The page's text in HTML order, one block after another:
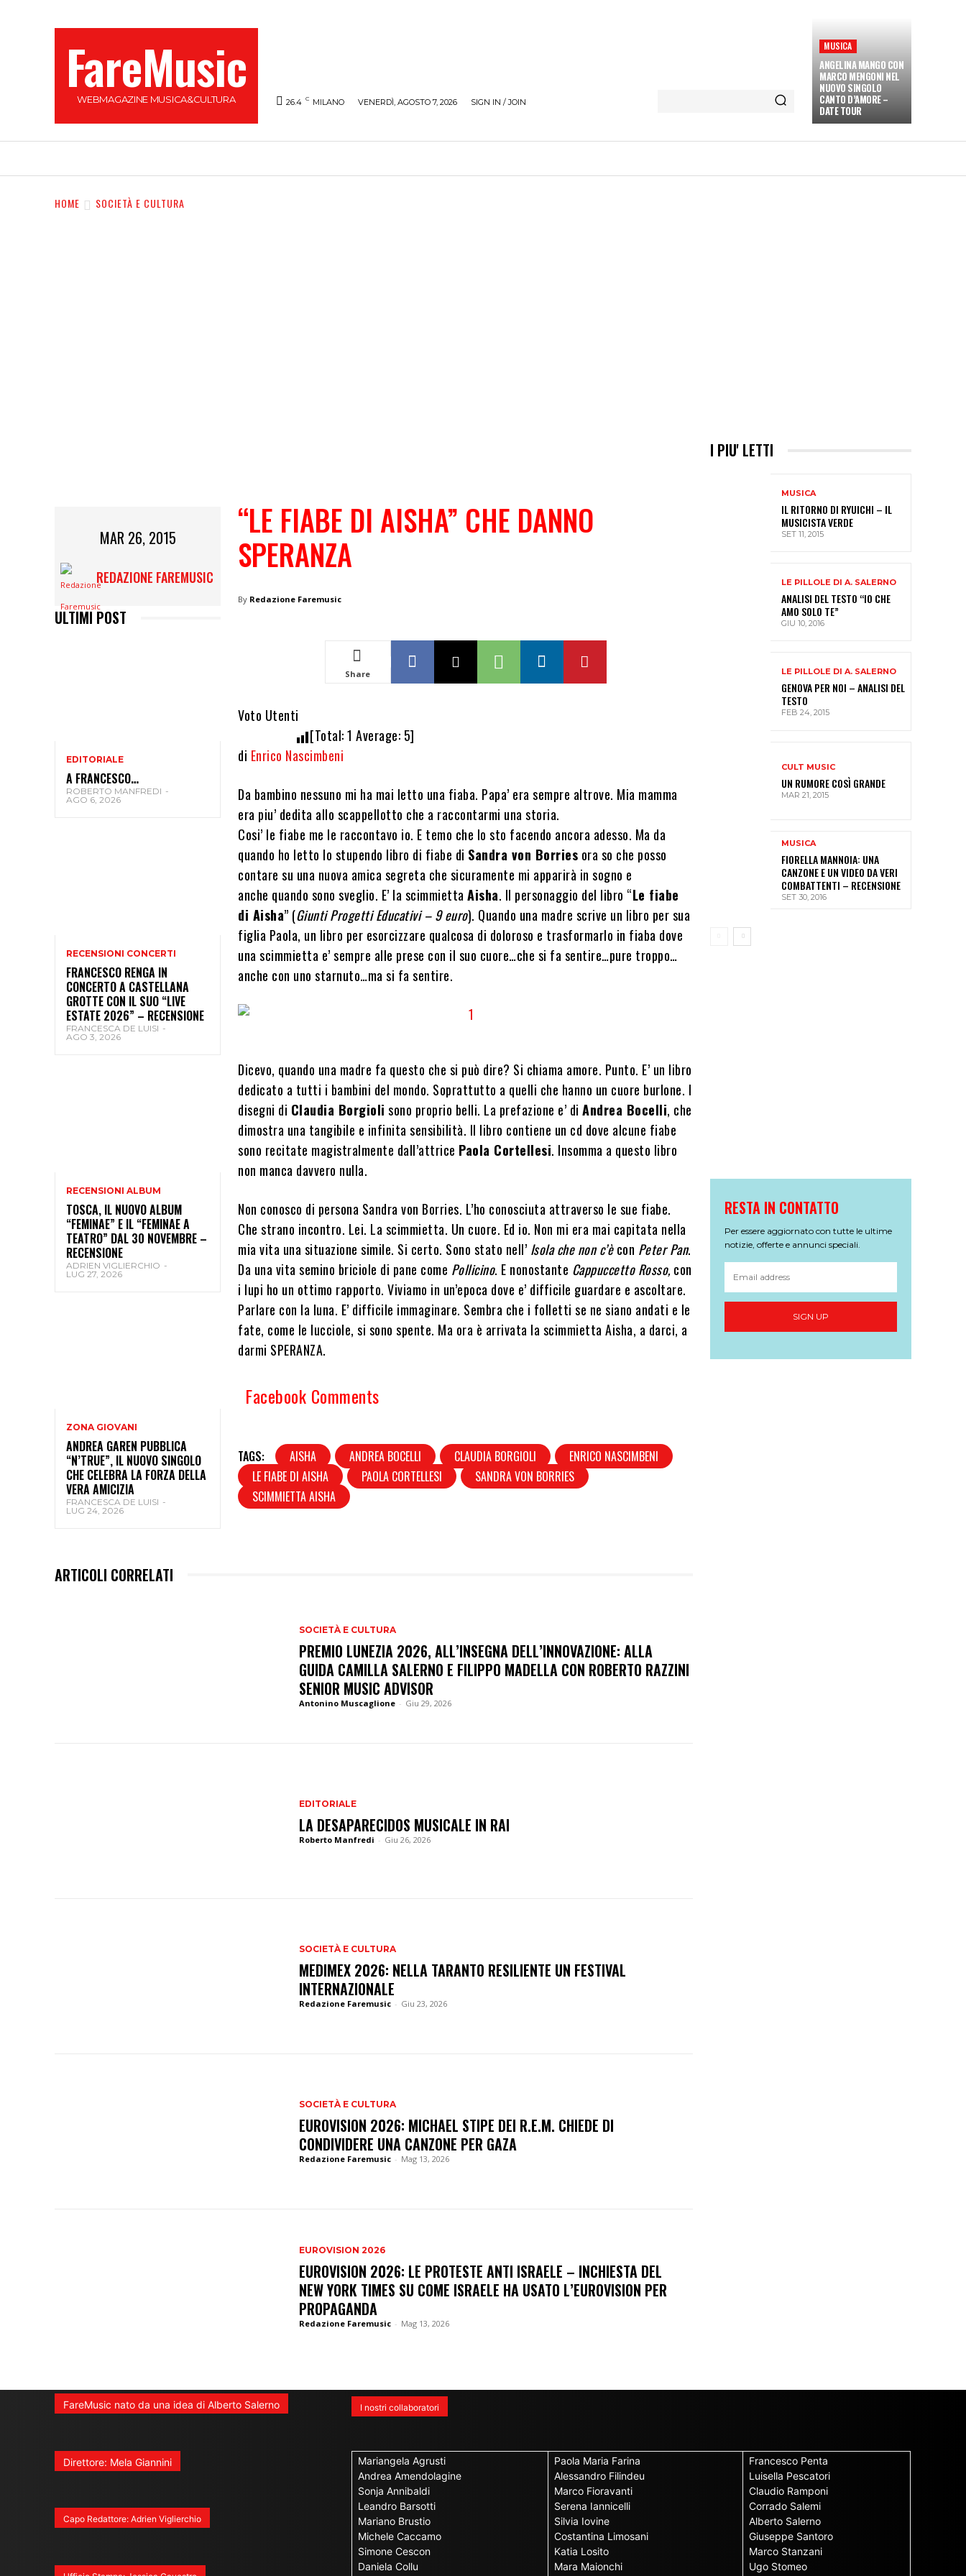
FareMusic
WEBMAGAZINE MUSICA&CULTURA 26.4 C MILANO VENERDÌ, AGOSTO 7, 2026 SIGN IN / JOIN
MUSICA
ANGELINA MANGO CON
MARCO MENGONI NEL
NUOVO SINGOLO
CANTO D’AMORE –
DATE TOUR
HOME SOCIETÀ E CULTURA
MAR 26, 2015
REDAZIONE FAREMUSIC
ULTIMI POST
EDITORIALE
A FRANCESCO…
ROBERTO MANFREDI -
AGO 6, 2026
RECENSIONI CONCERTI
FRANCESCO RENGA IN
CONCERTO A CASTELLANA
GROTTE CON IL SUO “LIVE
ESTATE 2026” – RECENSIONE
FRANCESCA DE LUISI -
AGO 3, 2026
RECENSIONI ALBUM
TOSCA, IL NUOVO ALBUM
“FEMINAE” E IL “FEMINAE A
TEATRO” DAL 30 NOVEMBRE –
RECENSIONE
ADRIEN VIGLIERCHIO -
LUG 27, 2026
ZONA GIOVANI
ANDREA GAREN PUBBLICA
“N’TRUE”, IL NUOVO SINGOLO
CHE CELEBRA LA FORZA DELLA
VERA AMICIZIA
FRANCESCA DE LUISI -
LUG 24, 2026
“LE FIABE DI AISHA” CHE DANNO
SPERANZA
By Redazione Faremusic
Share
Voto Utenti
[Total:1 Average: 5]
di Enrico Nascimbeni
Da bambino nessuno mi ha mai letto una fiaba. Papa’ era sempre altrove. Mia mamma
era piu’ dedita allo scappellotto che a raccontarmi una storia.
Cosi’ le fiabe me le raccontavo io. E temo che lo sto facendo ancora adesso. Ma da
quando ho letto lo stupendo libro di fiabe di Sandra von Borries ora so che posso
contare su una nuova amica segreta che sicuramente mi apparirà in sogno e
anche quando sono sveglio. E’ la scimmiettaAisha. Il personaggio del libro “Le fiabe
di Aisha” (Giunti Progetti Educativi – 9 euro). Quando una madre scrive un libro per sua
figlia Paola, un libro per esorcizzare qualcosa di doloroso e trasformarlo in fiaba dove
una scimmietta e’ sempre alle prese con il suo cuore…che si fa sentire…pure troppo…
anche con uno starnuto…ma si fa sentire.
Dicevo, quando una madre fa questo che si può dire? Si chiama amore. Punto. E’ un libro
dedicato a tutti i bambini del mondo. Soprattutto a quelli che hanno un cuore burlone. I
disegni di Claudia Borgioli sono proprio belli. La prefazione e’ diAndrea Bocelli, che
dimostra una tangibile e infinita sensibilità. Il libro contiene un cd dove alcune fiabe
sono recitate magistralmente dall’attrice Paola Cortellesi. Insomma a questo libro
non manca davvero nulla.
Non conosco di persona Sandra von Borries. L’ho conosciuta attraverso le sue fiabe.
Che strano incontro. Lei. La scimmietta. Un cuore. Ed io. Non mi era mai capitata nella
mia vita una situazione simile. Si certo. Sono stato nell’ Isola che non c’ècon Peter Pan.
Da una vita semino briciole di pane come Pollicino. E nonostante Cappuccetto Rosso,con
i lupi ho un ottimo rapporto. Viviamo in un’epoca dove e’ difficile guardare e ascoltare.
Parlare con la luna. E’ difficile immaginare. Sembra che i folletti se ne siano andati e le
fate, come le lucciole, si sono spente. Ma ora è arrivata la scimmietta Aisha, a darci, a
darmi SPERANZA.
Facebook Comments
TAGS: AISHA ANDREA BOCELLI CLAUDIA BORGIOLI
ENRICO NASCIMBENI
LE FIABE DI AISHA
PAOLA CORTELLESI
SANDRA VON BORRIES
SCIMMIETTA AISHA
ARTICOLI CORRELATI
SOCIETÀ E CULTURA
PREMIO LUNEZIA 2026, ALL’INSEGNA DELL’INNOVAZIONE: ALLA
GUIDA CAMILLA SALERNO E FILIPPO MADELLA CON ROBERTO RAZZINI
SENIOR MUSIC ADVISOR
Antonino Muscaglione - Giu 29, 2026
EDITORIALE
LA DESAPARECIDOS MUSICALE IN RAI
Roberto Manfredi - Giu 26, 2026
SOCIETÀ E CULTURA
MEDIMEX 2026: NELLA TARANTO RESILIENTE UN FESTIVAL
INTERNAZIONALE
Redazione Faremusic - Giu 23, 2026
SOCIETÀ E CULTURA
EUROVISION 2026: MICHAEL STIPE DEI R.E.M. CHIEDE DI
CONDIVIDERE UNA CANZONE PER GAZA
Redazione Faremusic - Mag 13, 2026
EUROVISION 2026
EUROVISION 2026: LE PROTESTE ANTI ISRAELE – INCHIESTA DEL
NEW YORK TIMES SU COME ISRAELE HA USATO L’EUROVISION PER
PROPAGANDA
Redazione Faremusic - Mag 13, 2026
I PIU' LETTI
MUSICA
IL RITORNO DI RYUICHI – IL
MUSICISTA VERDE
SET 11, 2015
LE PILLOLE DI A. SALERNO
ANALISI DEL TESTO “IO CHE
AMO SOLO TE”
GIU 10, 2016
LE PILLOLE DI A. SALERNO
GENOVA PER NOI – ANALISI DEL
TESTO
FEB 24, 2015
CULT MUSIC
UN RUMORE COSÌ GRANDE
MAR 21, 2015
MUSICA
FIORELLA MANNOIA: UNA
CANZONE E UN VIDEO DA VERI
COMBATTENTI – RECENSIONE
SET 30, 2016
RESTA IN CONTATTO
Per essere aggiornato con tutte le ultime
notizie, offerte e annunci speciali.
SIGN UP
FareMusic nato da una idea di Alberto Salerno
Direttore: Mela Giannini
Capo Redattore: Adrien Viglierchio
I nostri collaboratori
Mariangela Agrusti
Andrea Amendolagine
Sonja Annibaldi
Leandro Barsotti
Mariano Brustio
Michele Caccamo
Simone Cescon
Daniela Collu
Paola Maria Farina
Alessandro Filindeu
Marco Fioravanti
Serena Iannicelli
Silvia Iovine
Costantina Limosani
Katia Losito
Mara Maionchi
Francesco Penta
Luisella Pescatori
Claudio Ramponi
Corrado Salemi
Alberto Salerno
Giuseppe Santoro
Marco Stanzani
Ugo Stomeo